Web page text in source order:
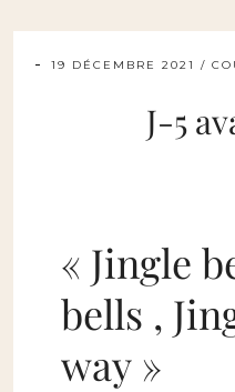
19 DÉCEMBRE 2021
J-5
« Jingle
bells ,
way »